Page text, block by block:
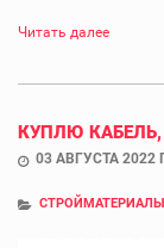
Читать далее
КУПЛЮ
03 АВГУСТА 2022
СТРОЙМАТЕРИАЛЫ